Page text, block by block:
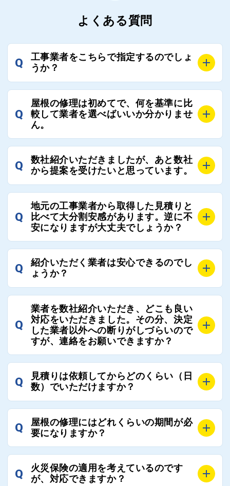
よくある質問
Q
工事業者をこちらで指定するのでしょ
うか？
お客様のご要望をお聞きし、条件に合った工事業者を
最大3社まで選定し、ご紹介いたします。
そのため、お客様に比較する業者を選定いただく必要
Q
屋根の修理は初めてで、何を基準に比
較して業者を選べばいいか分かりませ
ん。
選定基準はお客様によって異なりますが、価格はもち
ろんのこと、実績面や保証面、担当者の人柄や社歴、
し、総合的に判断ください。
また、選定に迷った際などは屋根コネクト事務局へご
連絡いただければ、お客様の屋根修理を全面的にフォ
ローさせていただきます。お気軽にご相談ください。
Q
数社紹介いただきましたが、あと数社
から提案を受けたいと思っています。
全国300社以上の登録業者がございますので、プラス
でご紹介の要望をいただければ、即時屋根コネクトに
て対応させていただきます。お気軽にお申し付けくだ
Q
地元の工事業者から取得した見積りと
比べて大分割安感があります。逆に不
安になりますが大丈夫でしょうか？
残念ながら、リフォーム業界は費用の内訳に不透明な
部分が多く、一見同じ工事でも１００万円以上の差が
屋根コネクトではそのような不安を抱えてしまう屋根
の修理において、適正で公正な工事業者選びのお手伝
いをさせていただくサイトでございます。
まだまだそのような業界だからこそ比較が重要になり
ますので、是非屋根コネクトを活用ください。
Q
紹介いただく業者は安心できるのでし
ょうか？
屋根コネクトでは、お客様の安心を支える「優良工事
業者チェック制度」を設けております。
屋根コネクトにて定期的にお客様アンケートを実施
し、そこで評価の低かった業者は事実確認の上で、屋
根コネクトの判断により即時登録を解除できる契約と
優良業者のみをご紹介できる体制により、お客様の安
心と信頼を維持しております。
Q
業者を数社紹介いただき、どこも良い
対応をいただきました。その分、決定
した業者以外への断りがしづらいので
すが、連絡をお願いできますか？
屋根コネクトにお任せください。屋根コネクトでは、
工事業者へのお断りも無料で代行しております。
れる必要はございませんので、いつでもお気軽にご相
談ください。
Q
見積りは依頼してからどのくらい（日
数）でいただけますか？
工事業者にもよりますが、おおよそ現地調査後3日～1
週間前後にはお届けできます。
ご連絡いただき、屋根コネクトから直ちに紹介の工事
業者へ状況確認の連絡をし、即時対応するよう指示を
いたしますので、お気軽にお申し付けください。
Q
屋根の修理にはどれくらいの期間が必
要になりますか？
工事業者の状況や屋根の状態、工事の内容、天候によ
って工事期間は変わりますが、目安としては、おおよ
Q
火災保険の適用を考えているのです
が、対応できますか？